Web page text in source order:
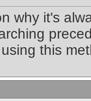
why it's
this